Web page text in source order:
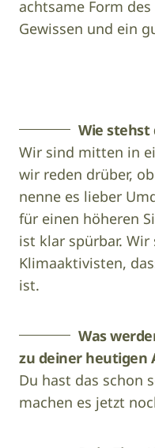
achtsame Form
Gewissen und ein
Wie stehst
Wir sind mitten in
wir reden drüber,
nenne es lieber
für einen höheren
ist klar spürbar.
Klimaaktivisten,
ist.
Was
zu deiner heutigen
Du hast das schon
machen es jetzt